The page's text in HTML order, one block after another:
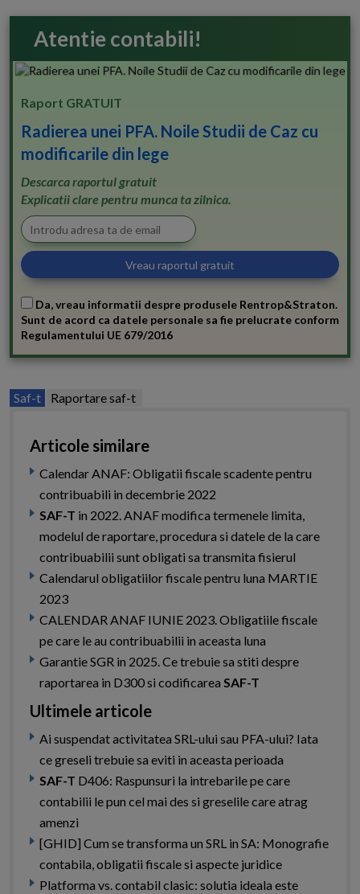
Atentie contabili!
Raport GRATUIT
Radierea unei PFA. Noile Studii de Caz cu
modificarile din lege
Descarca raportul gratuit
Explicatii clare pentru munca ta zilnica.
Da, vreau informatii despre produsele Rentrop&Straton.
Sunt de acord ca datele personale sa fie prelucrate conform
Regulamentului UE 679/2016
Saf-t Raportare saf-t
Articole similare
Calendar ANAF: Obligatii fiscale scadente pentru
contribuabili in decembrie 2022
SAF-T in 2022. ANAF modifica termenele limita,
modelul de raportare, procedura si datele de la care
contribuabilii sunt obligati sa transmita fisierul
Calendarul obligatiilor fiscale pentru luna MARTIE
2023
CALENDAR ANAF IUNIE 2023. Obligatiile fiscale
pe care le au contribuabilii in aceasta luna
Garantie SGR in 2025. Ce trebuie sa stiti despre
raportarea in D300 si codificarea SAF-T
Ultimele articole
Ai suspendat activitatea SRL-ului sau PFA-ului? Iata
ce greseli trebuie sa eviti in aceasta perioada
SAF-T D406: Raspunsuri la intrebarile pe care
contabilii le pun cel mai des si greselile care atrag
amenzi
[GHID] Cum se transforma un SRL in SA: Monografie
contabila, obligatii fiscale si aspecte juridice
Platforma vs. contabil clasic: solutia ideala este